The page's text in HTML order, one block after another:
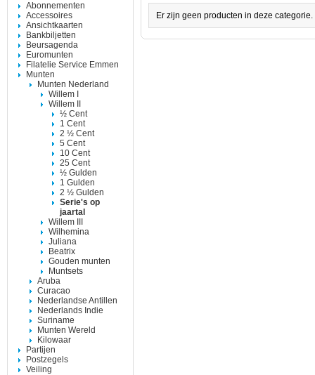
Abonnementen
Accessoires
Ansichtkaarten
Bankbiljetten
Beursagenda
Euromunten
Filatelie Service Emmen
Munten
Munten Nederland
Willem I
Willem II
½ Cent
1 Cent
2 ½ Cent
5 Cent
10 Cent
25 Cent
½ Gulden
1 Gulden
2 ½ Gulden
Serie's op
jaartal
Willem III
Wilhemina
Juliana
Beatrix
Gouden munten
Muntsets
Aruba
Curacao
Nederlandse Antillen
Nederlands Indie
Suriname
Munten Wereld
Kilowaar
Partijen
Postzegels
Veiling
Er zijn geen producten in deze categorie.